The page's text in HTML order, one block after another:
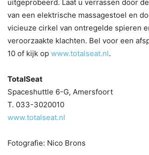
uitgeprobeerd. Laat u verrassen door
van een elektrische massagestoel en
vicieuze cirkel van ontregelde spieren
veroorzaakte klachten. Bel voor een
10 of kijk op www.totalseat.nl.
TotalSeat
Spaceshuttle 6-G, Amersfoort
T. 033-3020010
www.totalseat.nl
Fotografie: Nico Brons